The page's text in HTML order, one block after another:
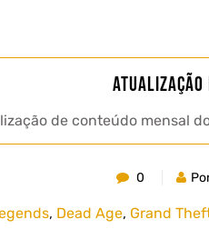
Atualização
de conteúdo mensal
0
, Dead Age, Grand